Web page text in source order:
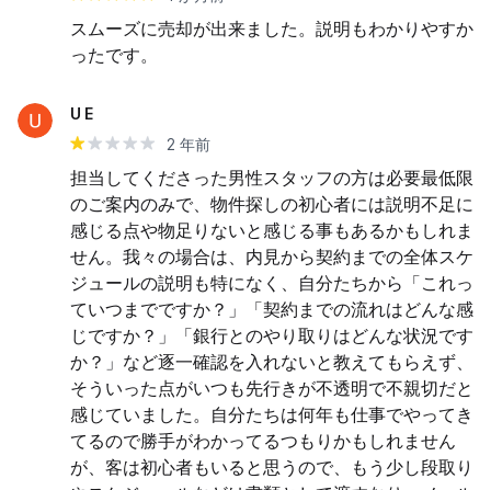
スムーズに売却が出来ました。説明もわかりやすか
ったです。
U E
2 年前
担当してくださった男性スタッフの方は必要最低限
のご案内のみで、物件探しの初心者には説明不足に
感じる点や物足りないと感じる事もあるかもしれま
せん。我々の場合は、内見から契約までの全体スケ
ジュールの説明も特になく、自分たちから「これっ
ていつまでですか？」「契約までの流れはどんな感
じですか？」「銀行とのやり取りはどんな状況です
か？」など逐一確認を入れないと教えてもらえず、
そういった点がいつも先行きが不透明で不親切だと
感じていました。自分たちは何年も仕事でやってき
てるので勝手がわかってるつもりかもしれません
が、客は初心者もいると思うので、もう少し段取り